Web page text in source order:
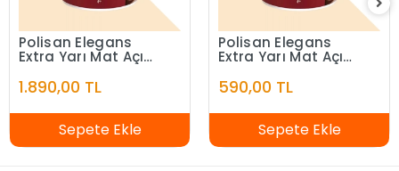
Polisan Elegans
Extra Yarı Mat Açık
1.890,00 TL
Sepete Ekle
Polisan Elegans
Extra Yarı Mat Açık
590,00 TL
Sepete Ekle